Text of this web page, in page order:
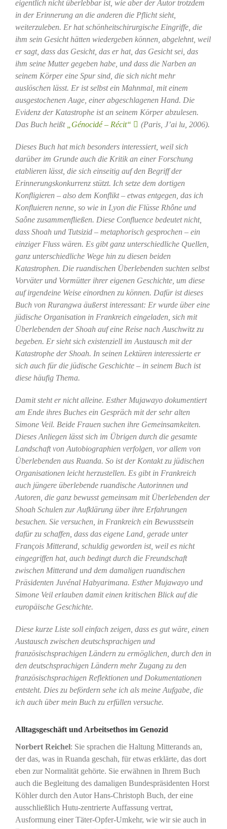
eigentlich nicht überlebbar ist, wie aber der Autor trotzdem
in der Erinnerung an die anderen die Pflicht sieht,
weiterzuleben. Er hat schönheitschirurgische Eingriffe, die
ihm sein Gesicht hätten wiedergeben können, abgelehnt, weil
er sagt, dass das Gesicht, das er hat, das Gesicht sei, das
ihm seine Mutter gegeben habe, und dass die Narben an
seinem Körper eine Spur sind, die sich nicht mehr
auslöschen lässt. Er ist selbst ein Mahnmal, mit einem
ausgestochenen Auge, einer abgeschlagenen Hand. Die
Evidenz der Katastrophe ist an seinem Körper abzulesen.
Das Buch heißt
„Génocidé – Récit“ (Paris, J’ai lu, 2006).
Dieses Buch hat mich besonders interessiert, weil sich
darüber im Grunde auch die Kritik an einer Forschung
etablieren lässt, die sich einseitig auf den Begriff der
Erinnerungskonkurrenz stützt. Ich setze dem dortigen
Konfligieren – also dem Konflikt – etwas entgegen, das ich
Konfluieren nenne, so wie in Lyon die Flüsse Rhône und
Saône zusammenfließen. Diese Confluence bedeutet nicht,
dass Shoah und Tutsizid – metaphorisch gesprochen – ein
einziger Fluss wären. Es gibt ganz unterschiedliche Quellen,
ganz unterschiedliche Wege hin zu diesen beiden
Katastrophen. Die ruandischen Überlebenden suchten selbst
Vorväter und Vormütter ihrer eigenen Geschichte, um diese
auf irgendeine Weise einordnen zu können. Dafür ist dieses
Buch von Rurangwa äußerst interessant: Er wurde über eine
jüdische Organisation in Frankreich eingeladen, sich mit
Überlebenden der Shoah auf eine Reise nach Auschwitz zu
begeben. Er sieht sich existenziell im Austausch mit der
Katastrophe der Shoah. In seinen Lektüren interessierte er
sich auch für die jüdische Geschichte – in seinem Buch ist
diese häufig Thema.
Damit steht er nicht alleine. Esther Mujawayo dokumentiert
am Ende ihres Buches ein Gespräch mit der sehr alten
Simone Veil. Beide Frauen suchen ihre Gemeinsamkeiten.
Dieses Anliegen lässt sich im Übrigen durch die gesamte
Landschaft von Autobiographien verfolgen, vor allem von
Überlebenden aus Ruanda. So ist der Kontakt zu jüdischen
Organisationen leicht herzustellen. Es gibt in Frankreich
auch jüngere überlebende ruandische Autorinnen und
Autoren, die ganz bewusst gemeinsam mit Überlebenden der
Shoah Schulen zur Aufklärung über ihre Erfahrungen
besuchen. Sie versuchen, in Frankreich ein Bewusstsein
dafür zu schaffen, dass das eigene Land, gerade unter
François Mitterand, schuldig geworden ist, weil es nicht
eingegriffen hat, auch bedingt durch die Freundschaft
zwischen Mitterand und dem damaligen ruandischen
Präsidenten Juvénal Habyarimana. Esther Mujawayo und
Simone Veil erlauben damit einen kritischen Blick auf die
europäische Geschichte.
Diese kurze Liste soll einfach zeigen, dass es gut wäre, einen
Austausch zwischen deutschsprachigen und
französischsprachigen Ländern zu ermöglichen, durch den in
den deutschsprachigen Ländern mehr Zugang zu den
französischsprachigen Reflektionen und Dokumentationen
entsteht. Dies zu befördern sehe ich als meine Aufgabe, die
ich auch über mein Buch zu erfüllen versuche.
Alltagsgeschäft und Arbeitsethos im Genozid
Norbert Reichel: Sie sprachen die Haltung Mitterands an,
der das, was in Ruanda geschah, für etwas erklärte, das dort
eben zur Normalität gehörte. Sie erwähnen in Ihrem Buch
auch die Begleitung des damaligen Bundespräsidenten Horst
Köhler durch den Autor Hans-Christoph Buch, der eine
ausschließlich Hutu-zentrierte Auffassung vertrat,
Ausformung einer Täter-Opfer-Umkehr, wie wir sie auch in